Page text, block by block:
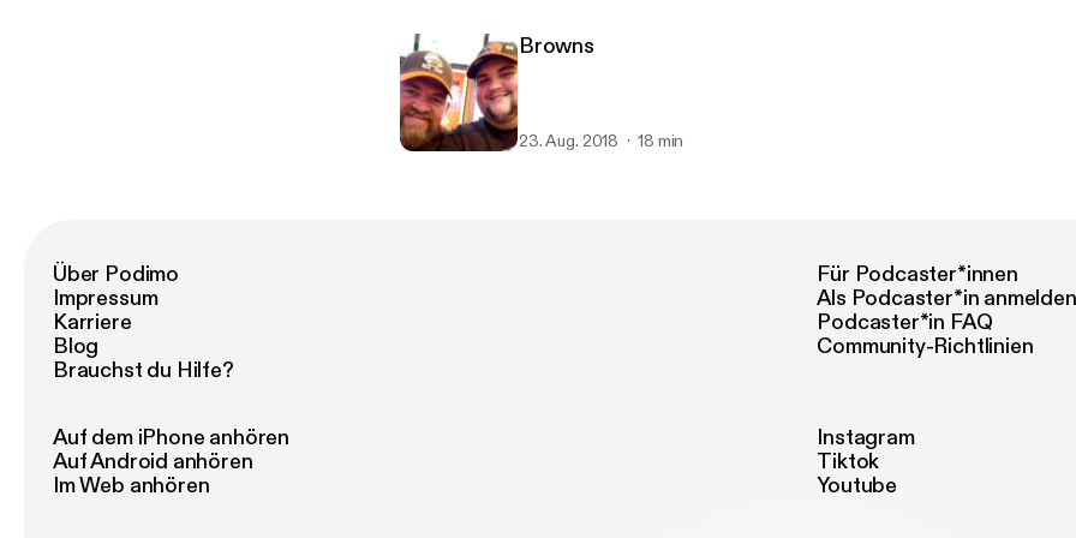
Browns
23. Aug. 2018 18 min
Über Podimo
Impressum
Karriere
Blog
Brauchst du Hilfe?
Für Podcaster*innen
Als Podcaster*in anmelden
Podcaster*in FAQ
Community-Richtlinien
Auf dem iPhone anhören
Auf Android anhören
Im Web anhören
Instagram
Tiktok
Youtube